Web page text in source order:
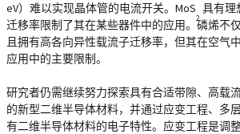
eV）难以实现晶体管的电流开关。MoS
2
具有理
迁移率限制了其在某些器件中的应用。磷烯不
且拥有高各向异性载流子迁移率，但其在空气
应用中的主要限制。
研究者仍需继续努力探索具有合适带隙、高载
的新型二维半导体材料，并通过应变工程、多
有二维半导体材料的电子特性。应变工程是调